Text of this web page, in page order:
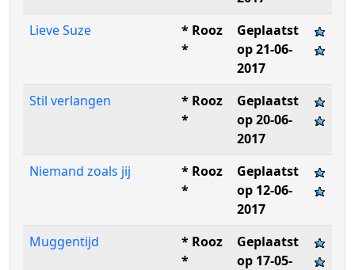
Lieve Suze
* Rooz
*
Geplaatst
op 21-06-
2017
Stil verlangen
* Rooz
*
Geplaatst
op 20-06-
2017
Niemand zoals jij
* Rooz
*
Geplaatst
op 12-06-
2017
Muggentijd
* Rooz
*
Geplaatst
op 17-05-